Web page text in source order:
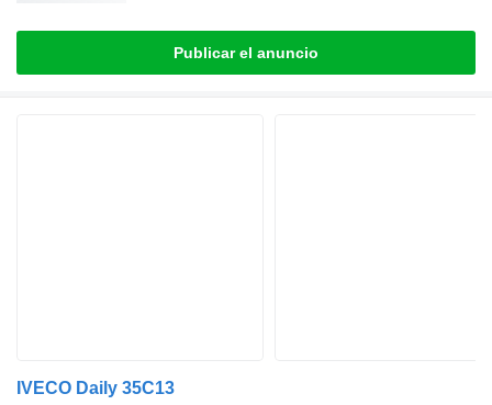
Publicar el anuncio
IVECO Daily 35C13